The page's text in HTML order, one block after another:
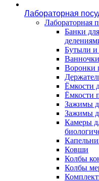
Лабораторная
Лабораторная
Банки
Бутыли и
Воронки
Ёмкости
Ёмкости
Зажимы
Зажимы
Камеры
Ковши
Колбы
Колбы